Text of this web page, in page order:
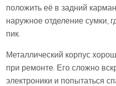
положить её в задний
наружное отделение сумки,
пик.
Металлический корпус
при ремонте. Его сложно
электроники и попытаться